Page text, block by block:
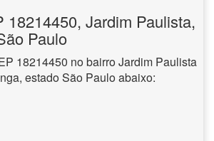
18214450, Jardim Paulista,
Paulo
18214450 no bairro Jardim Paulista
estado São Paulo abaixo: